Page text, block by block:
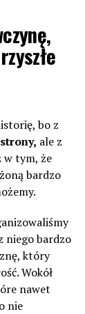
bo z
ale z
w tym, że
bardzo
niego bardzo
który
Wokół
nawet
nie